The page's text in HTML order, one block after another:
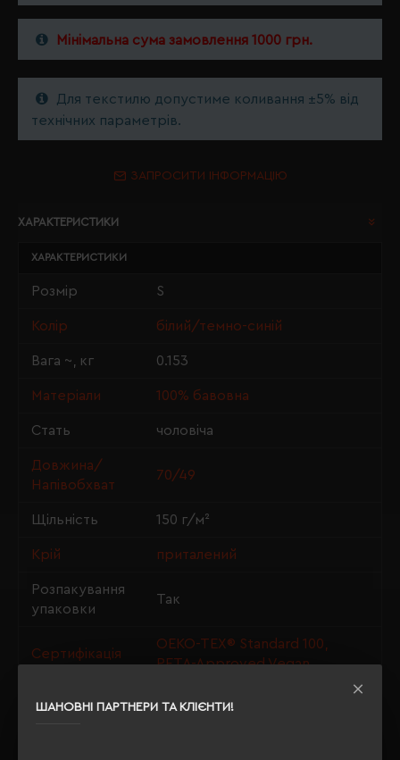
ШАНОВНІ ПАРТНЕРИ ТА КЛІЄНТИ!
Мінімальна сума замовлення 1000 грн.
Для текстилю допустиме коливання ±5% від
технічних параметрів.
ЗАПРОСИТИ ІНФОРМАЦІЮ
ХАРАКТЕРИСТИКИ
ХАРАКТЕРИСТИКИ
Розмір S
Колір білий/темно-синій
Вага ~, кг 0.153
Матеріали 100% бавовна
Стать чоловіча
Довжина/
Напівобхват
70/49
Щільність 150 г/м²
Крій приталений
Розпакування
упаковки
Так
Сертифікація
OEKO-TEX® Standard 100,
PETA-Approved Vegan